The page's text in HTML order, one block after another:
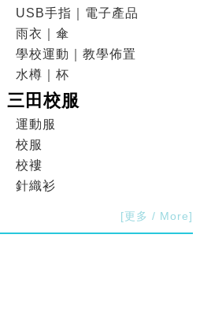
USB手指｜電子產品
雨衣｜傘
學校運動｜教學佈置
水樽｜杯
三田校服
運動服
校服
校褸
針織衫
[更多 / More]